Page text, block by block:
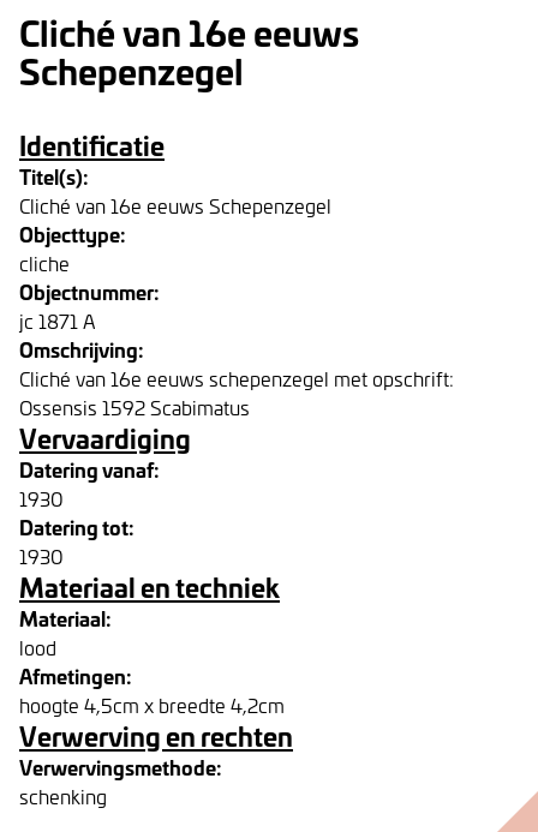
Cliché van 16e eeuws
Schepenzegel
Identificatie
Titel(s):
Cliché van 16e eeuws Schepenzegel
Objecttype:
cliche
Objectnummer:
jc 1871 A
Omschrijving:
Cliché van 16e eeuws schepenzegel met opschrift:
Ossensis 1592 Scabimatus
Vervaardiging
Datering vanaf:
1930
Datering tot:
1930
Materiaal en techniek
Materiaal:
lood
Afmetingen:
hoogte 4,5cm x breedte 4,2cm
Verwerving en rechten
Verwervingsmethode:
schenking